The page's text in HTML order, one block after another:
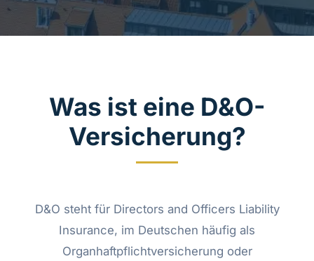
Was ist eine D&O-
Versicherung?
D&O steht für Directors and Officers Liability
Insurance, im Deutschen häufig als
Organhaftpflichtversicherung oder